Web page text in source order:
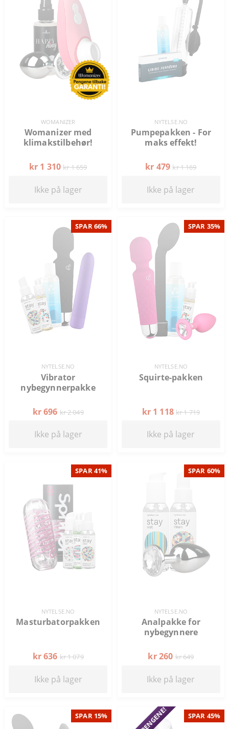
WOMANIZER
Womanizer med
klimakstilbehør!
kr 1 310 kr 1 659
Ikke på lager
NYTELSE.NO
Pumpepakken - For
maks effekt!
kr 479 kr 1 169
Ikke på lager
SPAR 66%
NYTELSE.NO
Vibrator
nybegynnerpakke
kr 696 kr 2 049
Ikke på lager
SPAR 35%
NYTELSE.NO
Squirte-pakken
kr 1 118 kr 1 719
Ikke på lager
SPAR 41%
NYTELSE.NO
Masturbatorpakken
kr 636 kr 1 079
Ikke på lager
SPAR 60%
NYTELSE.NO
Analpakke for
nybegynnere
kr 260 kr 649
Ikke på lager
SPAR 15% SPAR 45%